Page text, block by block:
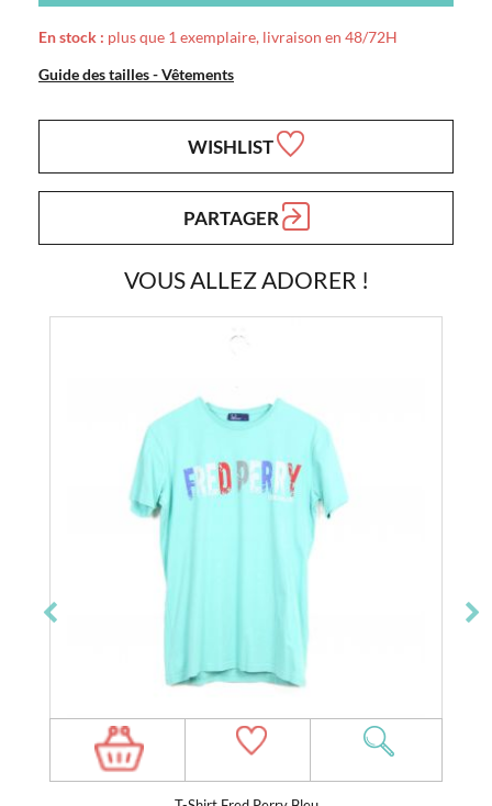
En stock : plus que 1 exemplaire, livraison en 48/72H
Guide des tailles - Vêtements
WISHLIST
PARTAGER
VOUS ALLEZ ADORER !